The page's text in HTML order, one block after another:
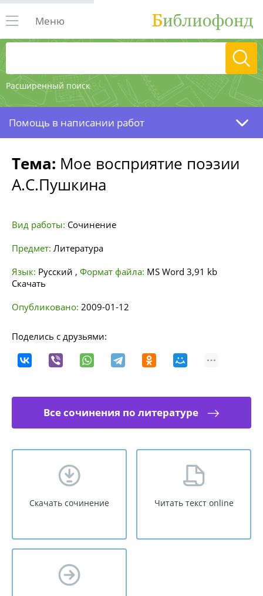
Расширенный поиск
Меню
Помощь в написании работ
Тема: Мое восприятие поэзии
А.С.Пушкина
Вид работы: Сочинение
Предмет: Литература
Язык: Русский , Формат файла: MS Word 3,91 kb
Скачать
Опубликовано: 2009-01-12
Поделись с друзьями:
Все сочинения по литературе
Скачать сочинение Читать текст online